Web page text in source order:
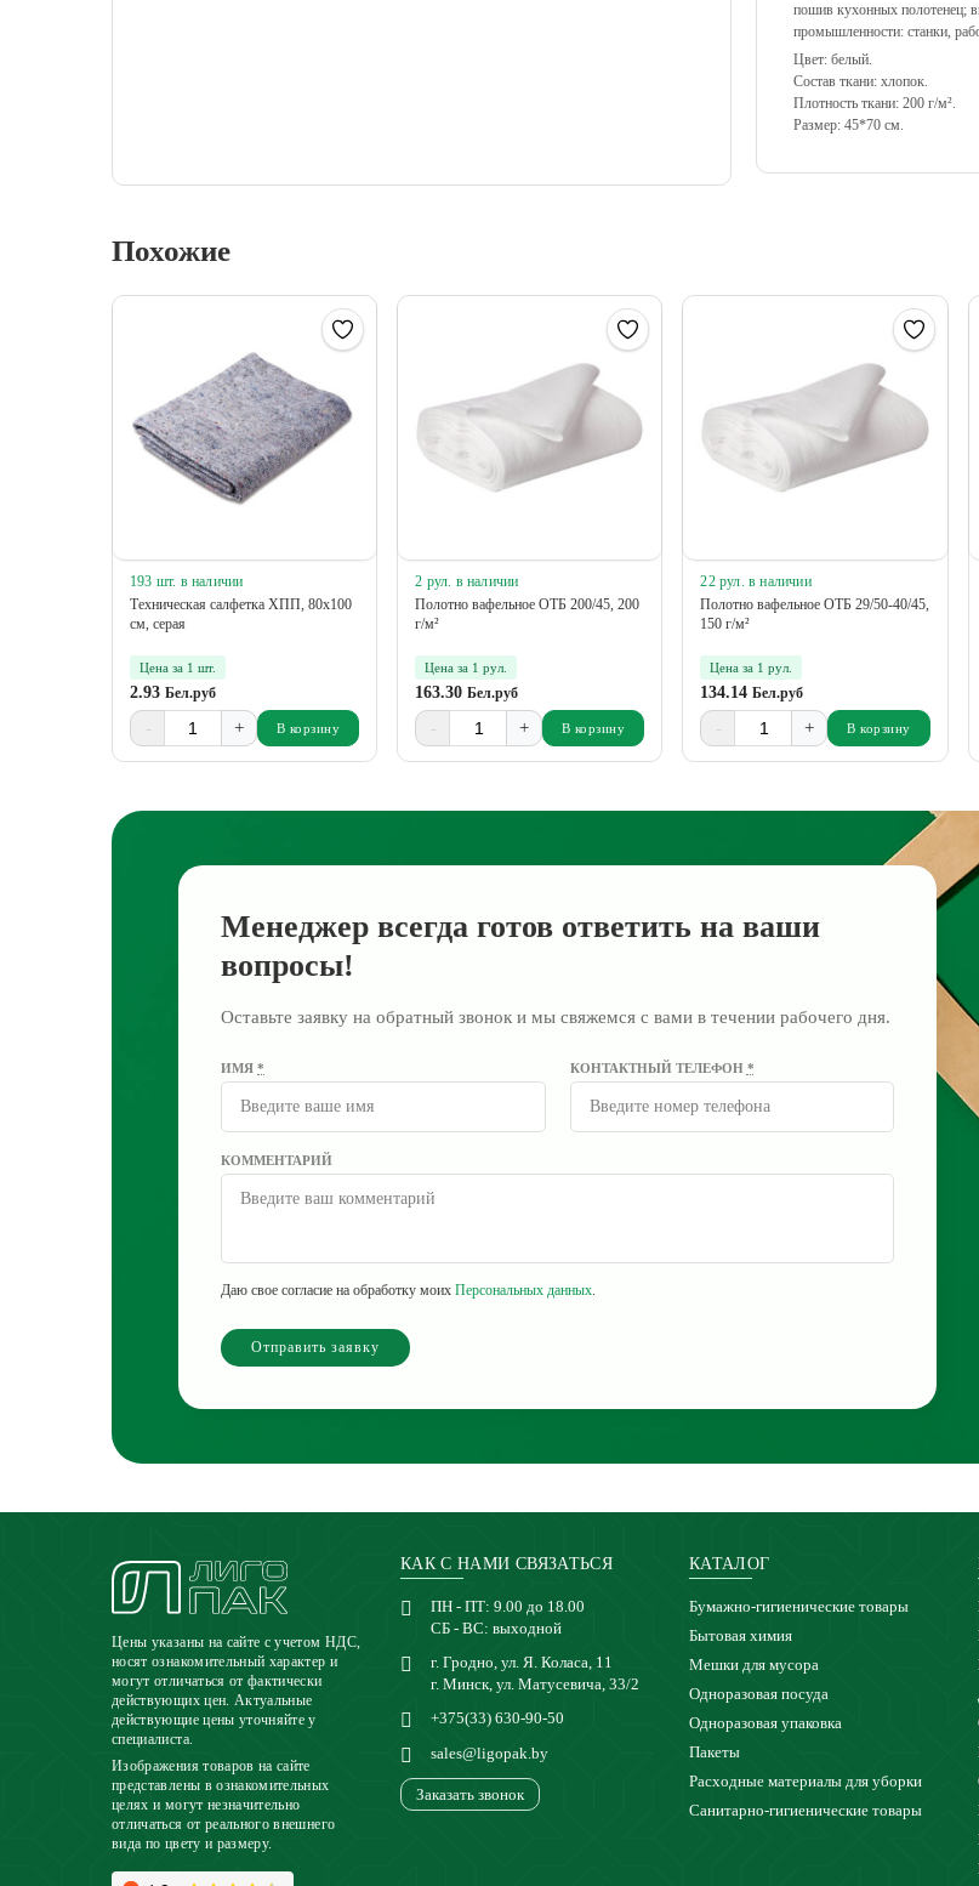
пошив кухонных полотенец;
промышленности: станки,
Цвет: белый.
Состав ткани: хлопок.
Плотность ткани: 200 г/м².
Размер: 45*70 см.
Похожие
193 шт. в наличии
Техническая салфетка ХПП, 80х100
см, серая
Цена за 1 шт.
2.93 Бел.руб
- + В корзину
2 рул. в наличии
Полотно вафельное ОТБ 200/45, 200
г/м²
Цена за 1 рул.
163.30Бел.руб
- + В корзину
22 рул. в наличии
Полотно вафельное ОТБ 29/50-40/45,
150 г/м²
Цена за 1 рул.
134.14Бел.руб
- + В корзину
Менеджер всегда готов ответить на ваши
вопросы!
Оставьте заявку на обратный звонок и мы свяжемся с вами в течении рабочего дня.
ИМЯ * КОНТАКТНЫЙ ТЕЛЕФОН *
КОММЕНТАРИЙ
Даю свое согласие на обработку моих Персональных данных.
Отправить заявку
Цены указаны на сайте с учетом НДС,
носят ознакомительный характер и
могут отличаться от фактически
действующих цен. Актуальные
действующие цены уточняйте у
специалиста.
Изображения товаров на сайте
представлены в ознакомительных
целях и могут незначительно
отличаться от реального внешнего
вида по цвету и размеру.
КАК С НАМИ СВЯЗАТЬСЯ
ПН - ПТ: 9.00 до 18.00
СБ - ВС: выходной
г. Гродно, ул. Я. Коласа, 11
г. Минск, ул. Матусевича, 33/2
+375(33) 630-90-50
sales@ligopak.by
Заказать звонок
КАТАЛОГ
Бумажно-гигиенические товары
Бытовая химия
Мешки для мусора
Одноразовая посуда
Одноразовая упаковка
Пакеты
Расходные материалы для уборки
Санитарно-гигиенические товары